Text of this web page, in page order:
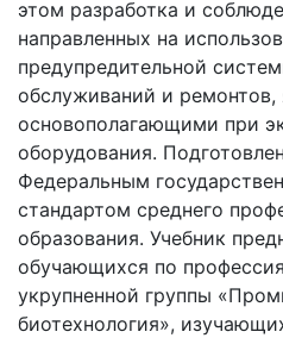
этом разработка и
направленных на
предупредительной
обслуживаний и ремонтов,
основополагающими при
оборудования.
Федеральным
стандартом среднего
образования. Учебник
обучающихся по
укрупненной группы
биотехнология»,